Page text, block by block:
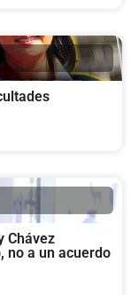
Chávez
no a un acuerdo